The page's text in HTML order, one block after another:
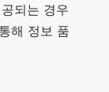
되는 경우
해 정보 품